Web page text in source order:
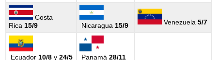
Costa
Rica 15/9 Nicaragua 15/9 Venezuela5/7
Ecuador 10/8 y24/5 Panamá28/11